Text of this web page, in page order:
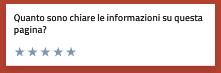
Quanto sono chiare le informazioni su questa
pagina?
Valuta da 1 a 5 stelle la pagina
Valuta 5 stelle su 5
Valuta 4 stelle su 5
Valuta 3 stelle su 5
Valuta 2 stelle su 5
Valuta 1 stelle su 5